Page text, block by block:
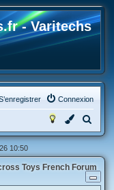
- Varitechs
Connexion
e
h
e
10:50
Toys French Forum